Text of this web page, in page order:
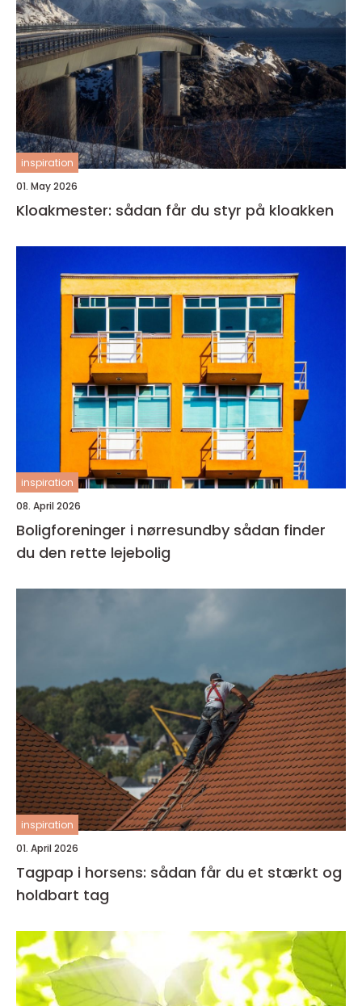
inspiration
01. May 2026
Kloakmester: sådan får du styr på kloakken
inspiration
08. April 2026
Boligforeninger i nørresundby sådan finder
du den rette lejebolig
inspiration
01. April 2026
Tagpap i horsens: sådan får du et stærkt og
holdbart tag